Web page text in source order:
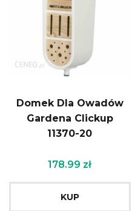
Domek Dla Owadów
Gardena Clickup
11370-20
178.99 zł
KUP